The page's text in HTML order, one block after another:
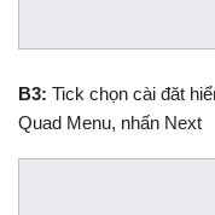
B3: Tick chọn cài đăt
Quad Menu, nhấn Next